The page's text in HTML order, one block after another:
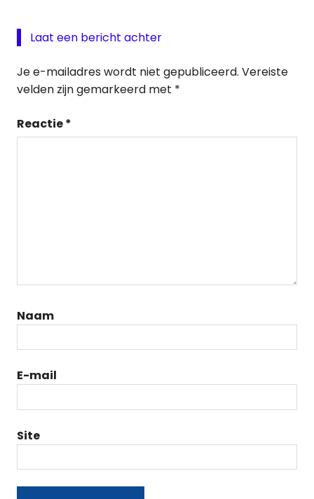
Laat een bericht achter
Je e-mailadres wordt niet gepubliceerd. Vereiste
velden zijn gemarkeerd met *
Reactie*
Naam
E-mail
Site